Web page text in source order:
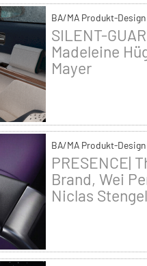
BA/MA Produkt-Design
SILENT-
Madeleine
Mayer
BA/MA Produkt-Design
PRESENCE|
Brand, Wei
Niclas Stengel